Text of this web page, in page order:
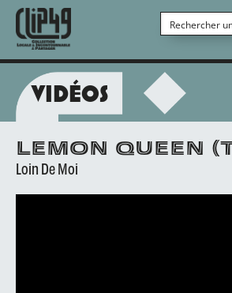
VIDÉOS
LEMON QUEEN
Loin De Moi